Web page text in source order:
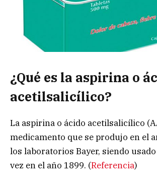
¿Qué es la aspirina o
acetilsalicílico?
La aspirina o ácido acetilsalicílico
medicamento que se produjo en el
los laboratorios Bayer, siendo
vez en el año 1899. (Referencia)